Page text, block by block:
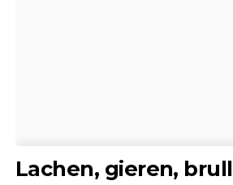
Lachen, gieren,